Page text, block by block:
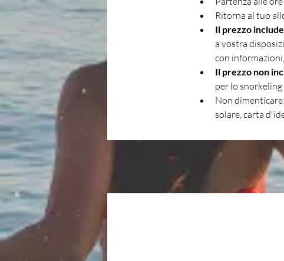
Ritorna al tuo
Il prezzo
a vostra
con
Il prezzo non
per lo
Non
solare, carta